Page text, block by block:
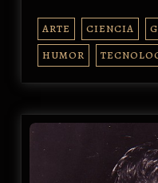
ARTE CIENCIA
HUMOR